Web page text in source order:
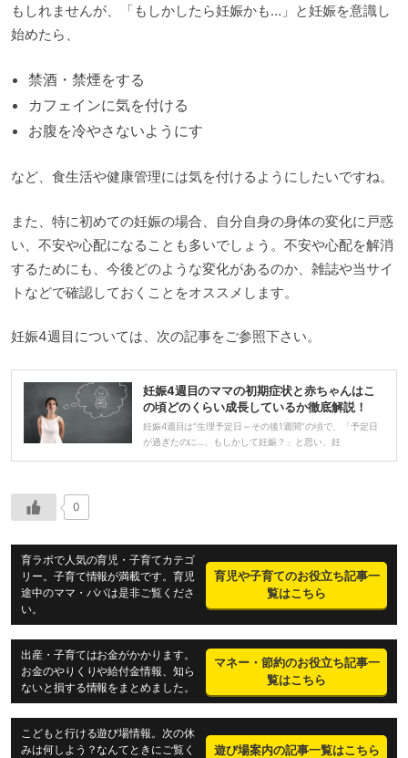
もしれませんが、「もしかしたら妊娠かも…」と妊娠を意識し
始めたら、
禁酒・禁煙をする
カフェインに気を付ける
お腹を冷やさないようにす
など、食生活や健康管理には気を付けるようにしたいですね。
また、特に初めての妊娠の場合、自分自身の身体の変化に戸惑
い、不安や心配になることも多いでしょう。不安や心配を解消
するためにも、今後どのような変化があるのか、雑誌や当サイ
トなどで確認しておくことをオススメします。
妊娠4週目については、次の記事をご参照下さい。
妊娠4週目のママの初期症状と赤ちゃんはこ
の頃どのくらい成長しているか徹底解説！
妊娠4週目は“生理予定日～その後1週間”の頃で、「予定日
が過ぎたのに…、もしかして妊娠？」と思い、妊
0
育ラボで人気の育児・子育てカテゴ
リー。子育て情報が満載です。育児
途中のママ・パパは是非ご覧くださ
い。
育児や子育てのお役立ち記事一
覧はこちら
出産・子育てはお金がかかります。
お金のやりくりや給付金情報、知ら
ないと損する情報をまとめました。
マネー・節約のお役立ち記事一
覧はこちら
こどもと行ける遊び場情報。次の休
みは何しよう？なんてときにご覧く
遊び場案内の記事一覧はこちら